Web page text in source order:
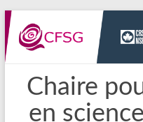
Aller
au
contenu
Chaire
en